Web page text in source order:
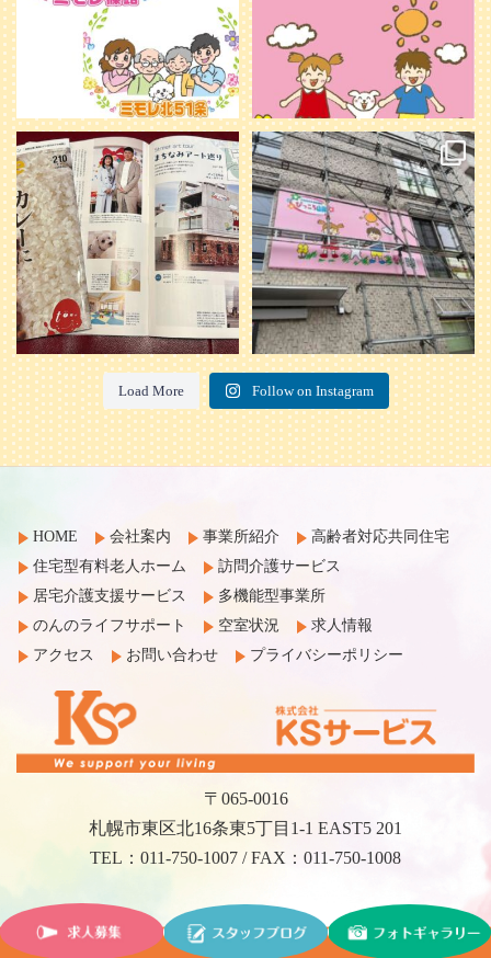
本日発売のオトンvol.210号に掲載さ
れました！...
28 1
『ぴっころ山鼻』オープンに向けて
準備が着々と進んでいます。
皆さんお楽しみに〜
...
26 0
Load More Follow on Instagram
HOME 会社案内 事業所紹介
高齢者対応共同住宅
住宅型有料老人ホーム
訪問介護サービス
居宅介護支援サービス
多機能型事業所
のんのライフサポート
空室状況
求人情報
アクセス
お問い合わせ プライバシーポリシー
〒065-0016
札幌市東区北16条東5丁目1-1 EAST5 201
TEL：011-750-1007 / FAX：011-750-1008
©2017 KS Service